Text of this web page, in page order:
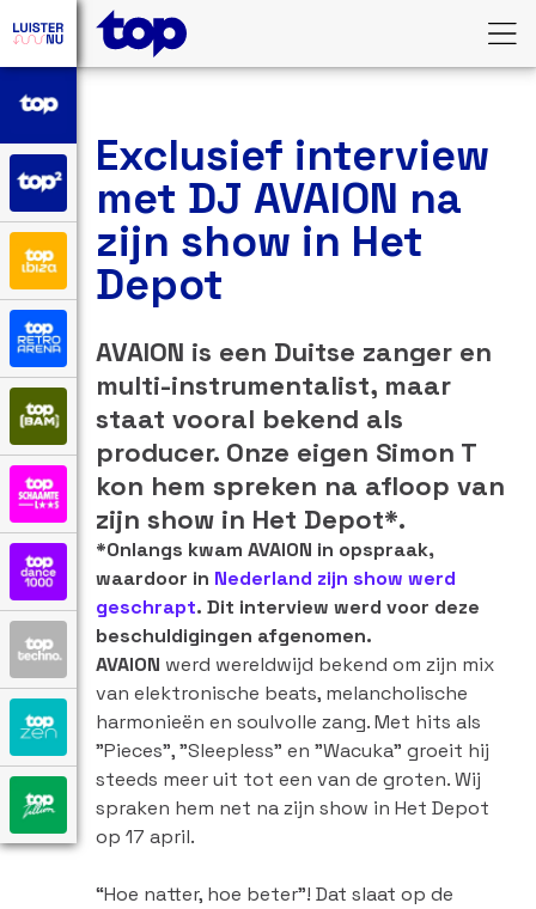
Exclusief interview
met DJ AVAION na
zijn show in Het
Depot
AVAION is een Duitse zanger en
multi-instrumentalist, maar
staat vooral bekend als
producer. Onze eigen Simon T
kon hem spreken na afloop van
zijn show in Het Depot*.
*Onlangs kwam AVAION in opspraak,
waardoor in Nederland zijn show werd
geschrapt. Dit interview werd voor deze
beschuldigingen afgenomen.
AVAION werd wereldwijd bekend om zijn mix
van elektronische beats, melancholische
harmonieën en soulvolle zang. Met hits als
"Pieces", "Sleepless" en "Wacuka" groeit hij
steeds meer uit tot een van de groten. Wij
spraken hem net na zijn show in Het Depot
op 17 april.
“Hoe natter, hoe beter”! Dat slaat op de